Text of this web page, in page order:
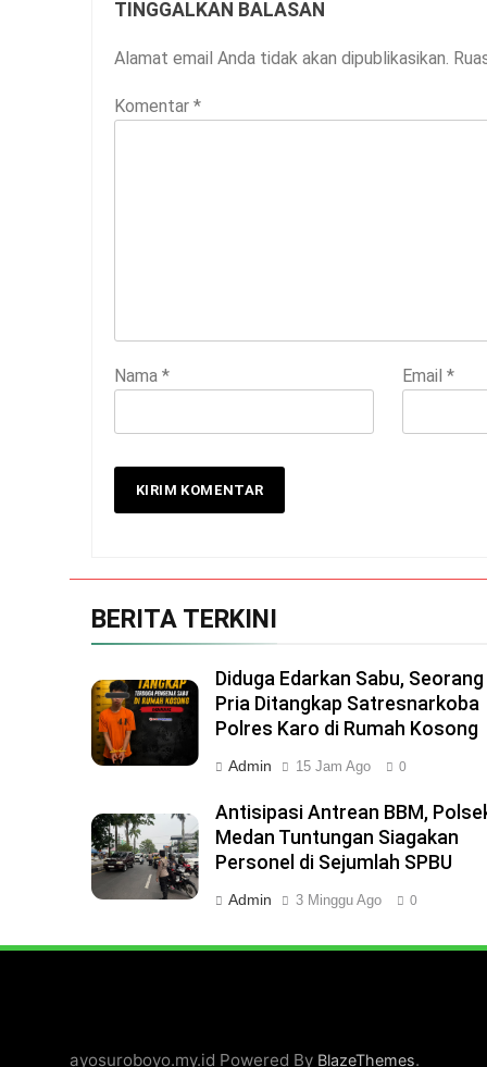
TINGGALKAN BALASAN
Alamat email Anda tidak akan dipublikasikan.
Komentar *
Nama * Email*
BERITA TERKINI
Diduga Edarkan Sabu, Seorang
Pria Ditangkap Satresnarkoba
Polres Karo di Rumah Kosong
Admin 15 Jam Ago 0
Antisipasi Antrean BBM,
Medan Tuntungan Siagakan
Personel di Sejumlah SPBU
Admin 3 Minggu Ago 0
ayosuroboyo.my.id Powered By BlazeThemes.